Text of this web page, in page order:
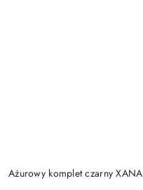
Ażurowy komplet czarny XANA